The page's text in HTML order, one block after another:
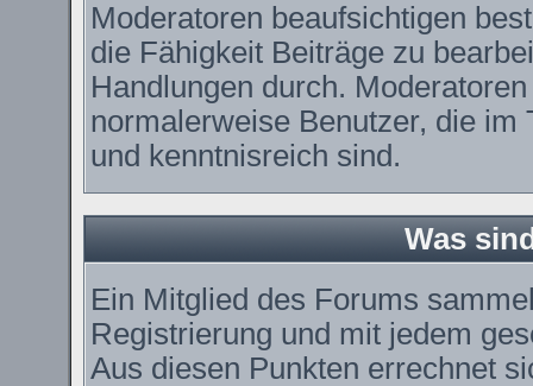
Moderatoren beaufsichtigen
die Fähigkeit Beiträge zu
Handlungen durch.
normalerweise Benutzer, die
und kenntnisreich sind.
Was
Ein Mitglied des Forums
Registrierung und mit jedem
Aus diesen Punkten errechnet